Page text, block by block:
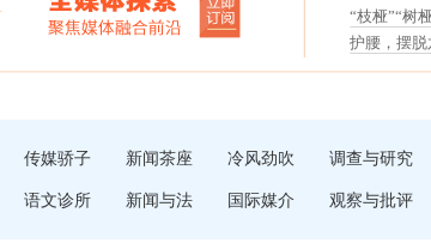
“枝桠”“树
夏天缓解疲
护腰，摆
受伤了冰
传媒骄子 新闻茶座 冷风劲吹 调查与研究
语文诊所 新闻与法 国际媒介 观察与批评